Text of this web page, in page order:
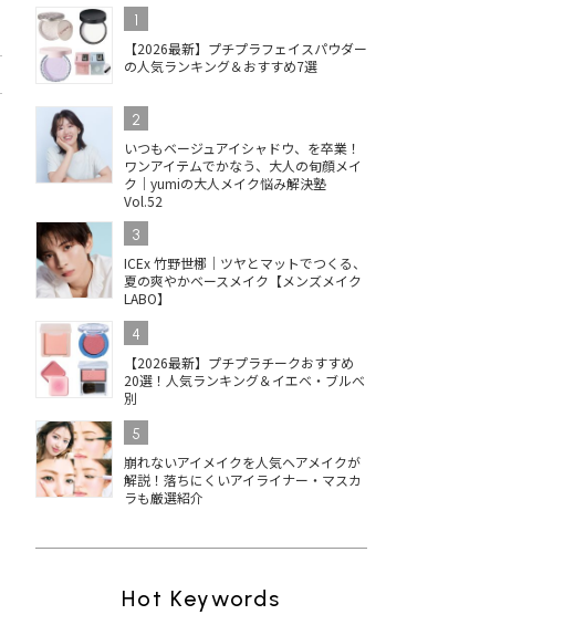
1
【2026最新】プチプラフェイスパウダー
の人気ランキング＆おすすめ7選
2
いつもベージュアイシャドウ、を卒業！
ワンアイテムでかなう、大人の旬顔メイ
ク｜yumiの大人メイク悩み解決塾
Vol.52
3
ICEx 竹野世梛｜ツヤとマットでつくる、
夏の爽やかベースメイク【メンズメイク
LABO】
4
【2026最新】プチプラチークおすすめ
20選！人気ランキング＆イエベ・ブルべ
別
5
崩れないアイメイクを人気ヘアメイクが
解説！落ちにくいアイライナー・マスカ
ラも厳選紹介
Hot Keywords